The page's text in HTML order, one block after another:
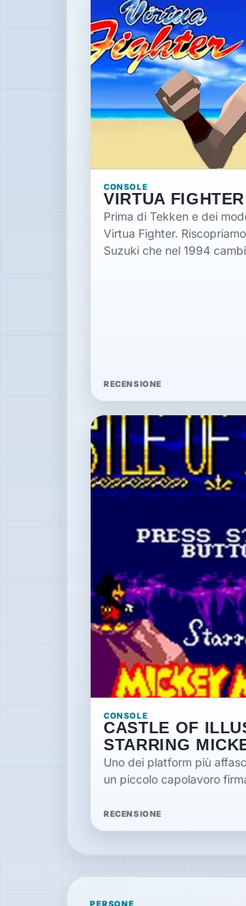
CONSOLE
VIRTUA FIGHTER
Prima di Tekken e dei
Virtua Fighter.
Suzuki che nel 1994
RECENSIONE
CONSOLE
CASTLE OF
STARRING
Uno dei platform più
un piccolo capolavoro
RECENSIONE
PERSONE